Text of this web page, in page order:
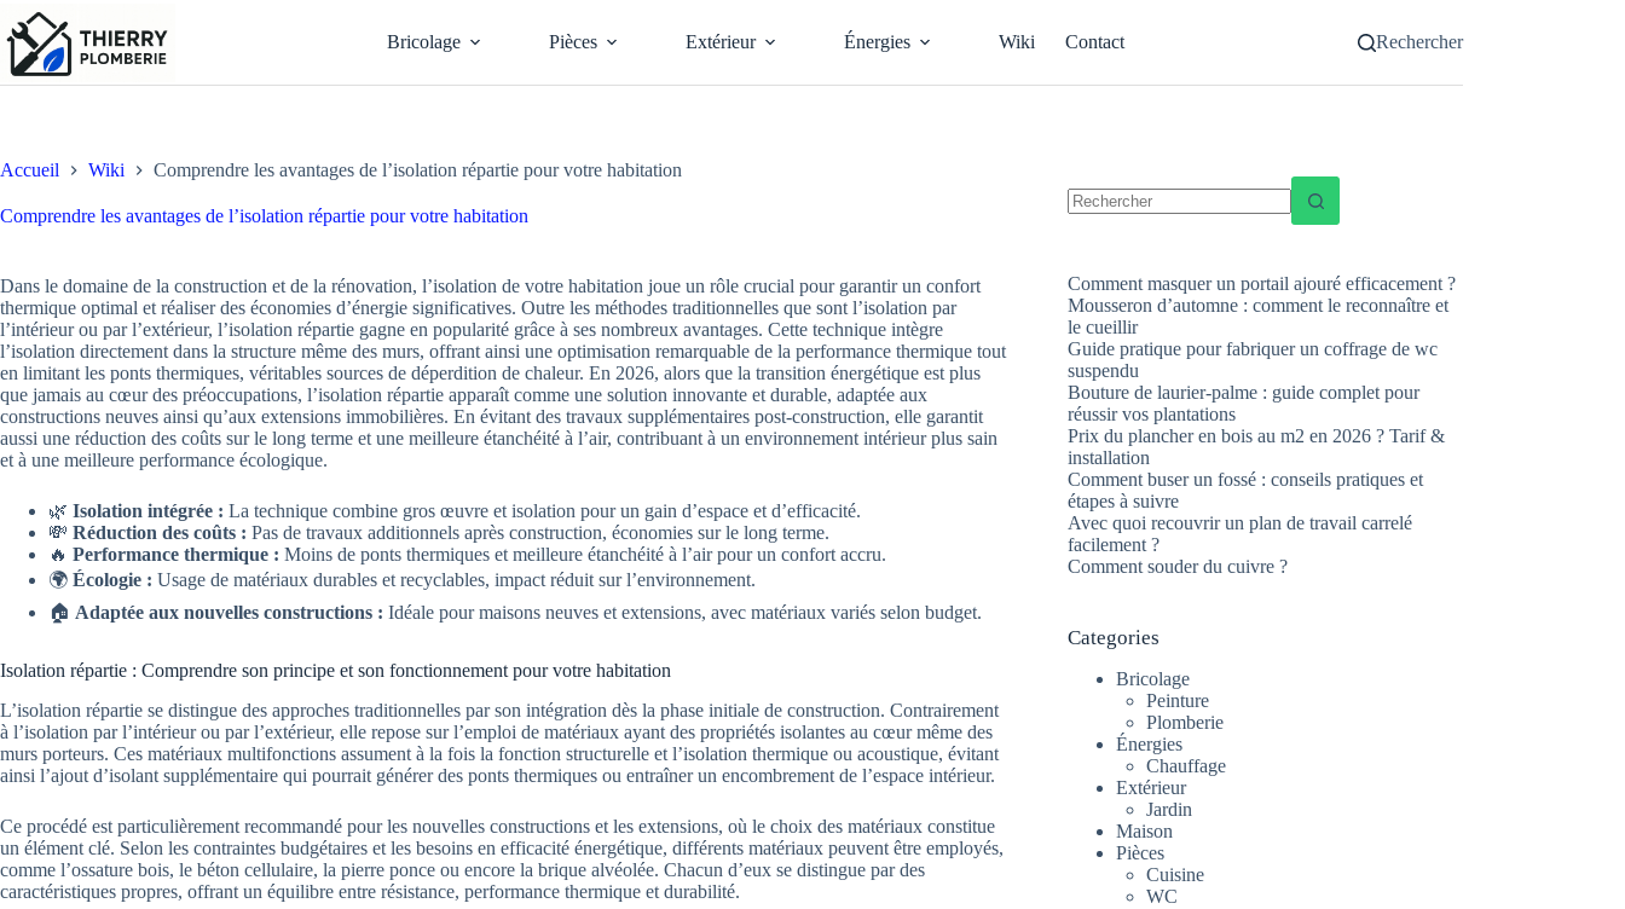
Passer
au
contenu
Bricolage Pièces Extérieur Énergies Wiki Contact Rechercher
Accueil Wiki Comprendre les avantages de l’isolation répartie pour votre habitation
Comprendre les avantages de l’isolation répartie pour votre habitation
Dans le domaine de la construction et de la rénovation, l’isolation de votre habitation joue un rôle crucial pour garantir un confort
thermique optimal et réaliser des économies d’énergie significatives. Outre les méthodes traditionnelles que sont l’isolation par
l’intérieur ou par l’extérieur, l’isolation répartie gagne en popularité grâce à ses nombreux avantages. Cette technique intègre
l’isolation directement dans la structure même des murs, offrant ainsi une optimisation remarquable de la performance thermique tout
en limitant les ponts thermiques, véritables sources de déperdition de chaleur. En 2026, alors que la transition énergétique est plus
que jamais au cœur des préoccupations, l’isolation répartie apparaît comme une solution innovante et durable, adaptée aux
constructions neuves ainsi qu’aux extensions immobilières. En évitant des travaux supplémentaires post-construction, elle garantit
aussi une réduction des coûts sur le long terme et une meilleure étanchéité à l’air, contribuant à un environnement intérieur plus sain
et à une meilleure performance écologique.
🌿 Isolation intégrée : La technique combine gros œuvre et isolation pour un gain d’espace et d’efficacité.
💸 Réduction des coûts : Pas de travaux additionnels après construction, économies sur le long terme.
🔥 Performance thermique : Moins de ponts thermiques et meilleure étanchéité à l’air pour un confort accru.
🌍 Écologie : Usage de matériaux durables et recyclables, impact réduit sur l’environnement.
🏠 Adaptée aux nouvelles constructions : Idéale pour maisons neuves et extensions, avec matériaux variés selon budget.
Isolation répartie : Comprendre son principe et son fonctionnement pour votre habitation
L’isolation répartie se distingue des approches traditionnelles par son intégration dès la phase initiale de construction. Contrairement
à l’isolation par l’intérieur ou par l’extérieur, elle repose sur l’emploi de matériaux ayant des propriétés isolantes au cœur même des
murs porteurs. Ces matériaux multifonctions assument à la fois la fonction structurelle et l’isolation thermique ou acoustique, évitant
ainsi l’ajout d’isolant supplémentaire qui pourrait générer des ponts thermiques ou entraîner un encombrement de l’espace intérieur.
Ce procédé est particulièrement recommandé pour les nouvelles constructions et les extensions, où le choix des matériaux constitue
un élément clé. Selon les contraintes budgétaires et les besoins en efficacité énergétique, différents matériaux peuvent être employés,
comme l’ossature bois, le béton cellulaire, la pierre ponce ou encore la brique alvéolée. Chacun d’eux se distingue par des
caractéristiques propres, offrant un équilibre entre résistance, performance thermique et durabilité.
Comment masquer un portail ajouré efficacement ?
Mousseron d’automne : comment le reconnaître et
le cueillir
Guide pratique pour fabriquer un coffrage de wc
suspendu
Bouture de laurier-palme : guide complet pour
réussir vos plantations
Prix du plancher en bois au m2 en 2026 ? Tarif &
installation
Comment buser un fossé : conseils pratiques et
étapes à suivre
Avec quoi recouvrir un plan de travail carrelé
facilement ?
Comment souder du cuivre ?
Categories
Bricolage
Peinture
Plomberie
Énergies
Chauffage
Extérieur
Jardin
Maison
Pièces
Cuisine
WC